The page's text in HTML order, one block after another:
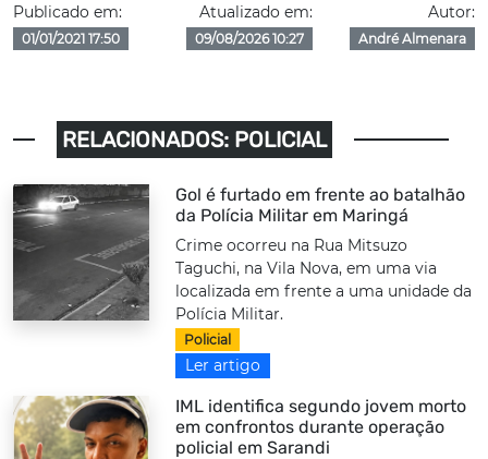
Publicado em:
01/01/2021 17:50
Atualizado em:
09/08/2026 10:27
Autor:
André Almenara
RELACIONADOS: POLICIAL
Gol é furtado em frente ao batalhão
da Polícia Militar em Maringá
Crime ocorreu na Rua Mitsuzo
Taguchi, na Vila Nova, em uma via
localizada em frente a uma unidade da
Polícia Militar.
Policial
Ler artigo
IML identifica segundo jovem morto
em confrontos durante operação
policial em Sarandi